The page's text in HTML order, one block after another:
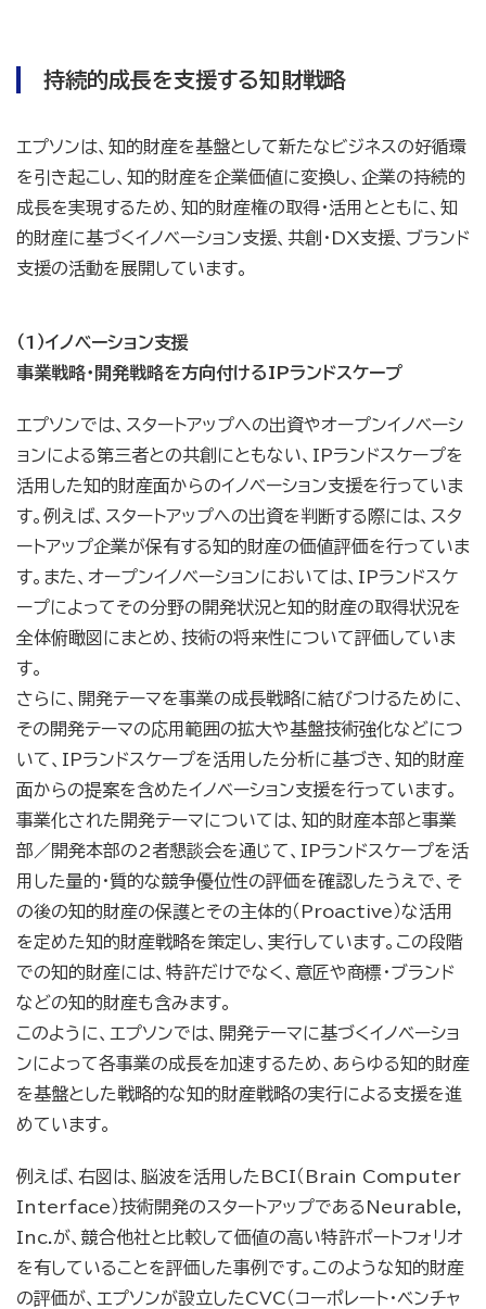
持続的成長を支援する知財戦略
エプソンは、知的財産を基盤として新たなビジネスの好循環
を引き起こし、知的財産を企業価値に変換し、企業の持続的
成長を実現するため、知的財産権の取得・活用とともに、知
的財産に基づくイノベーション支援、共創・DX支援、ブランド
支援の活動を展開しています。
（1）イノベーション支援
事業戦略・開発戦略を方向付けるIPランドスケープ
エプソンでは、スタートアップへの出資やオープンイノベーシ
ョンによる第三者との共創にともない、IPランドスケープを
活用した知的財産面からのイノベーション支援を行っていま
す。例えば、スタートアップへの出資を判断する際には、スタ
ートアップ企業が保有する知的財産の価値評価を行っていま
す。また、オープンイノベーションにおいては、IPランドスケ
ープによってその分野の開発状況と知的財産の取得状況を
全体俯瞰図にまとめ、技術の将来性について評価していま
す。
さらに、開発テーマを事業の成長戦略に結びつけるために、
その開発テーマの応用範囲の拡大や基盤技術強化などにつ
いて、IPランドスケープを活用した分析に基づき、知的財産
面からの提案を含めたイノベーション支援を行っています。
事業化された開発テーマについては、知的財産本部と事業
部／開発本部の2者懇談会を通じて、IPランドスケープを活
用した量的・質的な競争優位性の評価を確認したうえで、そ
の後の知的財産の保護とその主体的（Proactive）な活用
を定めた知的財産戦略を策定し、実行しています。この段階
での知的財産には、特許だけでなく、意匠や商標・ブランド
などの知的財産も含みます。
このように、エプソンでは、開発テーマに基づくイノベーショ
ンによって各事業の成長を加速するため、あらゆる知的財産
を基盤とした戦略的な知的財産戦略の実行による支援を進
めています。
例えば、右図は、脳波を活用したBCI（Brain Computer
Interface）技術開発のスタートアップであるNeurable,
Inc.が、競合他社と比較して価値の高い特許ポートフォリオ
を有していることを評価した事例です。このような知的財産
の評価が、エプソンが設立したCVC（コーポレート・ベンチャ